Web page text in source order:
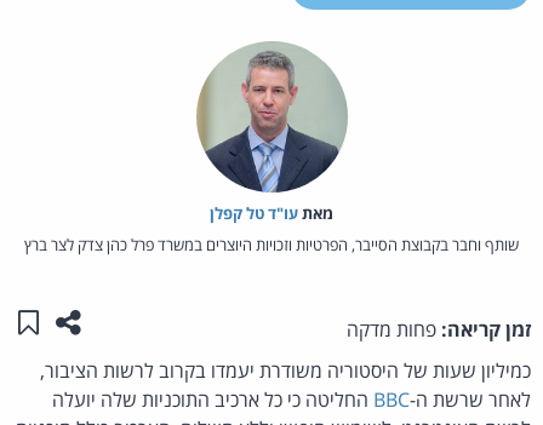
מאת‏עו"ד טל קפלן
שותף וחבר בקבוצת הסייבר, הפרטיות וזכויות היוצרים במשרד פרל כהן צדק לצר ברץ
זמן קריאה: פחות מדקה שתפו
כמיליון שעות של היסטוריה משודרת יעמדו בקרוב לרשות הציבור,
לאחר שרשת ה-BBC החליטה כי כל ארכיב התוכניות שלה יועלה